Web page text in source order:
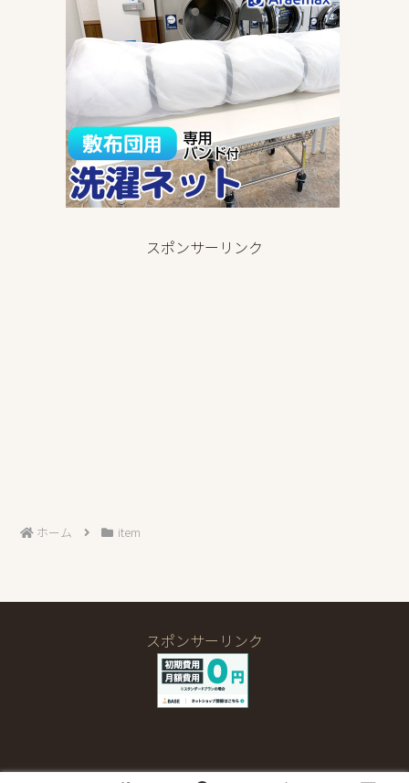
スポンサーリンク
ホーム item
スポンサーリンク